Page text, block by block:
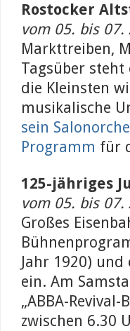
Rostocker
vom 05. bis
Markttreiben,
Tagsüber
die Kleinsten
musikalische
sein
Programm für
125-jähriges
vom 05. bis
Großes
Jahr 1920)
ein. Am
„ABBA-
zwischen 6.30